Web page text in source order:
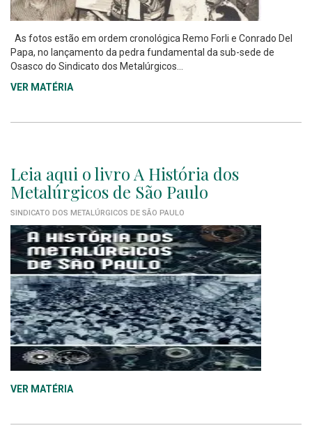
As fotos estão em ordem cronológica Remo Forli e Conrado Del
Papa, no lançamento da pedra fundamental da sub-sede de
Osasco do Sindicato dos Metalúrgicos...
VER MATÉRIA
Leia aqui o livro A História dos
Metalúrgicos de São Paulo
SINDICATO DOS METALÚRGICOS DE SÃO PAULO
VER MATÉRIA